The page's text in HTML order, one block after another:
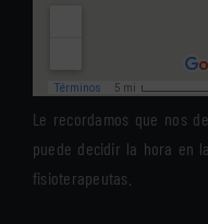
Le recordamos que nos
puede decidir la hora en
fisioterapeutas.